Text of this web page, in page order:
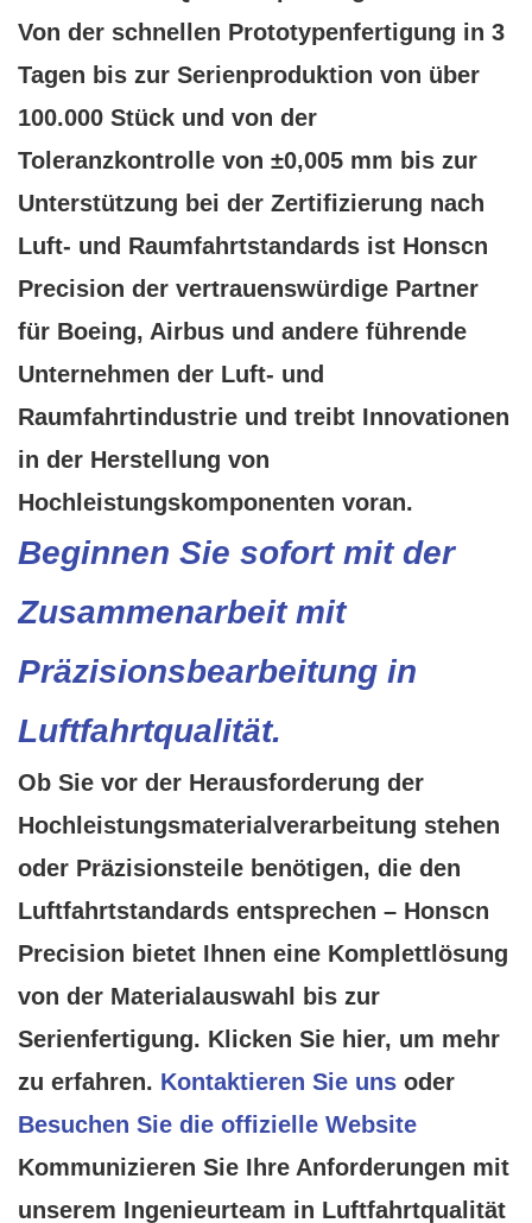
Von der schnellen Prototypenfertigung in 3
Tagen bis zur Serienproduktion von über
100.000 Stück und von der
Toleranzkontrolle von ±0,005 mm bis zur
Unterstützung bei der Zertifizierung nach
Luft- und Raumfahrtstandards ist Honscn
Precision der vertrauenswürdige Partner
für Boeing, Airbus und andere führende
Unternehmen der Luft- und
Raumfahrtindustrie und treibt Innovationen
in der Herstellung von
Hochleistungskomponenten voran.
Beginnen Sie sofort mit der
Zusammenarbeit mit
Präzisionsbearbeitung in
Luftfahrtqualität.
Ob Sie vor der Herausforderung der
Hochleistungsmaterialverarbeitung stehen
oder Präzisionsteile benötigen, die den
Luftfahrtstandards entsprechen – Honscn
Precision bietet Ihnen eine Komplettlösung
von der Materialauswahl bis zur
Serienfertigung. Klicken Sie hier, um mehr
zu erfahren. Kontaktieren Sie uns oder
Besuchen Sie die offizielle Website
Kommunizieren Sie Ihre Anforderungen mit
unserem Ingenieurteam in Luftfahrtqualität